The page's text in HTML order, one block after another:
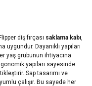
diş fırçası saklama kabı,
Dayanıklı yapıları
yaş grubunun ihtiyacına
yapıları sayesinde
Sap tasarımı ve
çalışır. Bu sayede her